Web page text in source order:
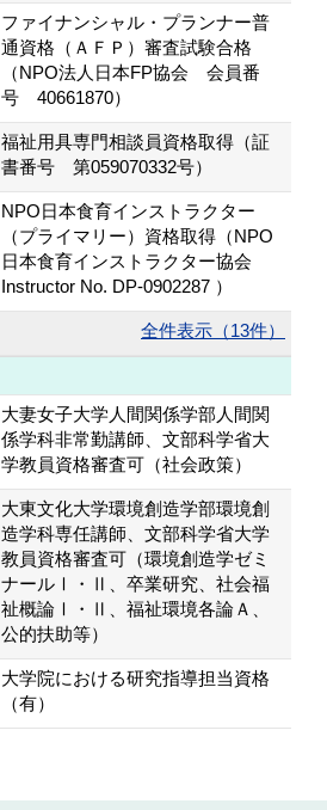
ファイナンシャル・プランナー普
通資格（ＡＦＰ）審査試験合格
（NPO法人日本FP協会 会員番
号 40661870）
福祉用具専門相談員資格取得（証
書番号 第059070332号）
NPO日本食育インストラクター
（プライマリー）資格取得（NPO
日本食育インストラクター協会
Instructor No. DP-0902287 ）
全件表示（13件）
大妻女子大学人間関係学部人間関
係学科非常勤講師、文部科学省大
学教員資格審査可（社会政策）
大東文化大学環境創造学部環境創
造学科専任講師、文部科学省大学
教員資格審査可（環境創造学ゼミ
ナールⅠ・Ⅱ、卒業研究、社会福
祉概論Ⅰ・Ⅱ、福祉環境各論Ａ、
公的扶助等）
大学院における研究指導担当資格
（有）